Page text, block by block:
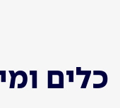
כלים